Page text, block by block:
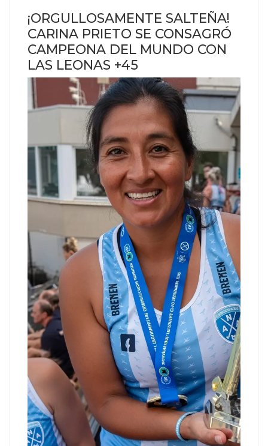
¡ORGULLOSAMENTE SALTEÑA!
CARINA PRIETO SE CONSAGRÓ
CAMPEONA DEL MUNDO CON
LAS LEONAS +45